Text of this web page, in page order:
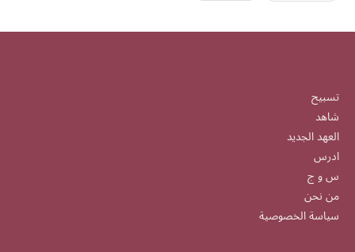
تسبيح
شاهد
العهد الجديد
ادرس
س و ج
من نحن
سياسة الخصوصية